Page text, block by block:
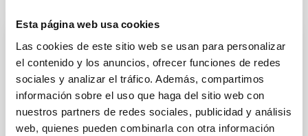
Esta página web usa cookies
Las cookies de este sitio web se usan para personalizar
el contenido y los anuncios, ofrecer funciones de redes
sociales y analizar el tráfico. Además, compartimos
información sobre el uso que haga del sitio web con
nuestros partners de redes sociales, publicidad y análisis
web, quienes pueden combinarla con otra información
CON ÁRBITRO
Magnetic Field Alignment with Dense
Cores in the Transition between Cloud and
Core Scales
In a magnetically dominated model of star formation,